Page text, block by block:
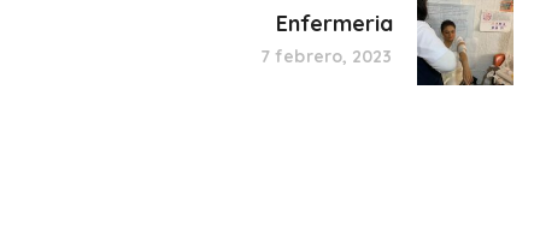
Enfermeria
7 febrero, 2023